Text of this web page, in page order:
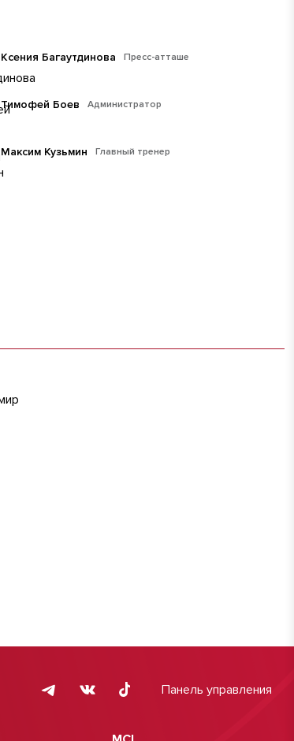
Пресс-атташе
Ксения Багаутдинова
Администратор
Тимофей Боев
Главный тренер
Максим Кузьмин
Панель управления